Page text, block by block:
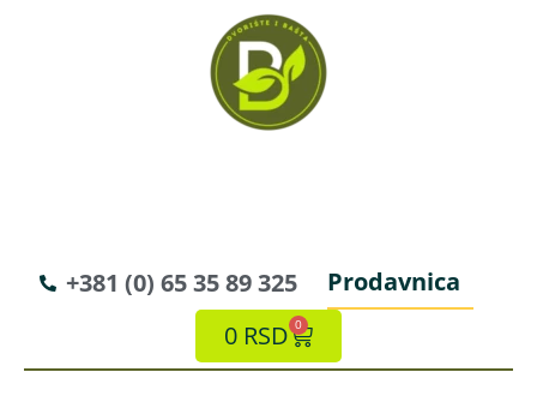
+381 (0) 65 35 89 325
Prodavnica
0 RSD 0